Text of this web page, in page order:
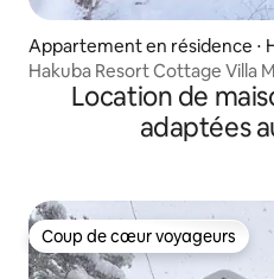
Appartement en résidence ⋅
Hakuba Resort Cottage Villa
familial ALocation de
adaptées
Coup de cœur voyageurs
Coup de cœur voyageurs